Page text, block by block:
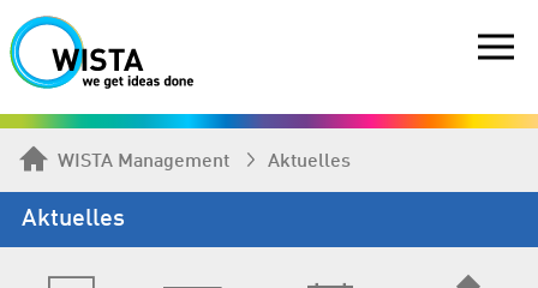
WISTA Management Aktuelles
Aktuelles